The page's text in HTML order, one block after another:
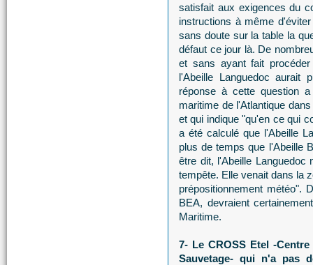
satisfait aux exigences du
instructions à même
sans doute sur la table la
défaut ce jour là. De
et sans ayant fait
l'Abeille Languedoc aurait
réponse à cette question
maritime de l'Atlantique
et qui indique "qu'en ce qui
a été calculé que l'Abeille
plus de temps que l'Abeille
être dit, l'Abeille
tempête. Elle venait dans la
prépositionnement météo".
BEA, devraient
Maritime.
7- Le CROSS Etel -
Sauvetage- qui n'a pas